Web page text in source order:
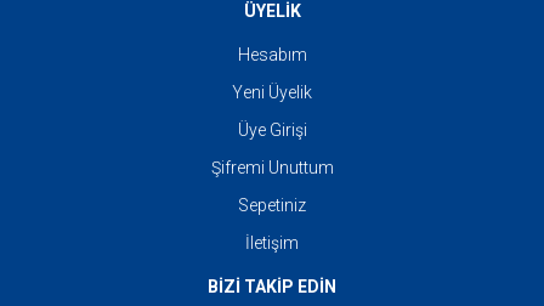
ÜYELİK
Hesabım
Yeni Üyelik
Üye Girişi
Şifremi Unuttum
Sepetiniz
İletişim
BİZİ TAKİP EDİN